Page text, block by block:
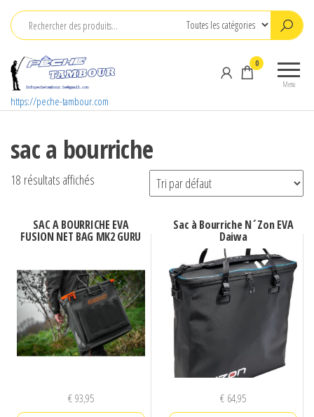
Aller
https://peche-tambour.com
Menu
0
sac a bourriche
18 résultats affichés
SAC A BOURRICHE EVA
FUSION NET BAG MK2 GURU
€93,95
Sac à Bourriche N´Zon EVA
Daiwa
€ 64,95